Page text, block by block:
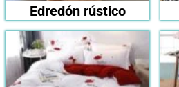
Edredón rústico